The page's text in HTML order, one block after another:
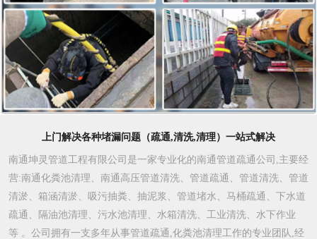
上门解决各种堵漏问题（疏通,清洗,清理）一站式解决
南通坤灵管道工程有限公司是一家专业化的南通管道疏通公司,主要经
营:南通化粪池清理、南通高压管道清洗、管道疏通、管道清洗、管道
清淤、箱涵清淤、吸污抽粪、抽泥浆、管道堵水、马桶疏通、下水道
疏通、隔油池清理、污水池清理、水箱清洗、工业清洗、水下作业
等 。公司拥有一支多年从事管道疏通,化粪池清理工作的专业团队,经